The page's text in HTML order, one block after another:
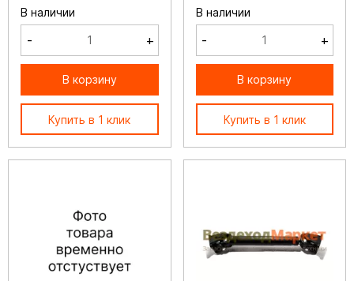
В наличии
- +
В корзину
Купить в 1 клик
В наличии
- +
В корзину
Купить в 1 клик